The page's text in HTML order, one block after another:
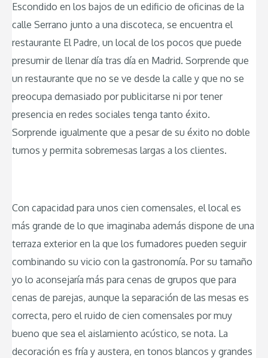
Escondido en los bajos de un edificio de oficinas de la
calle Serrano junto a una discoteca, se encuentra el
restaurante El Padre, un local de los pocos que puede
presumir de llenar día tras día en Madrid. Sorprende que
un restaurante que no se ve desde la calle y que no se
preocupa demasiado por publicitarse ni por tener
presencia en redes sociales tenga tanto éxito.
Sorprende igualmente que a pesar de su éxito no doble
turnos y permita sobremesas largas a los clientes.
Con capacidad para unos cien comensales, el local es
más grande de lo que imaginaba además dispone de una
terraza exterior en la que los fumadores pueden seguir
combinando su vicio con la gastronomía. Por su tamaño
yo lo aconsejaría más para cenas de grupos que para
cenas de parejas, aunque la separación de las mesas es
correcta, pero el ruido de cien comensales por muy
bueno que sea el aislamiento acústico, se nota. La
decoración es fría y austera, en tonos blancos y grandes